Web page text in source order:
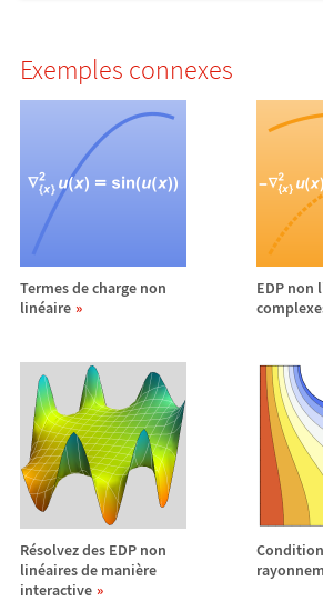
Exemples connexes
Termes de charge non
linéaire
EDP non
Résolvez des EDP non
linéaires de manière
interactive